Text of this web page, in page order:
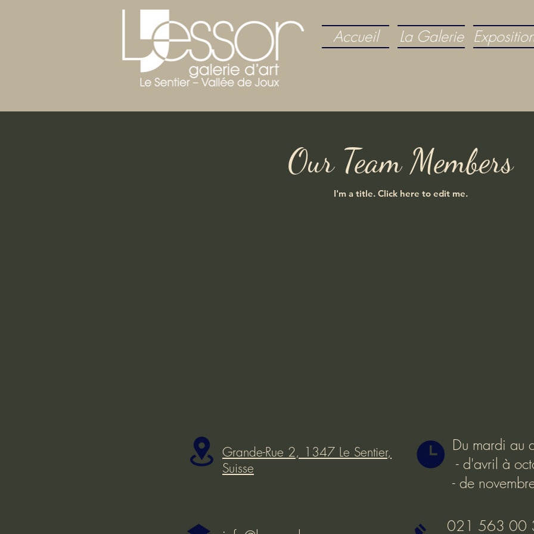
Accueil La Galerie
Our Team Members
I'm a title. ​Click here to edit me.
Grande-Rue 2, 1347 Le Sentier,
Suisse
Du mardi au
- d'avril à
- de
021 563 00